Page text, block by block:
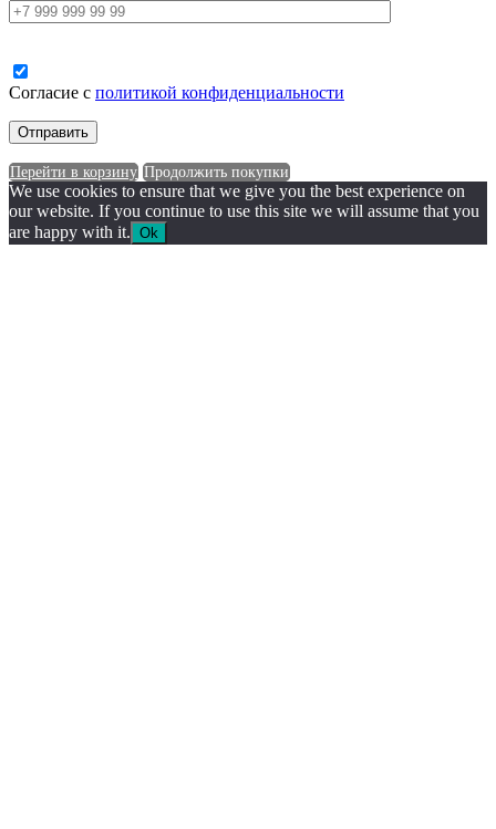
Согласие с политикой конфиденциальности
Перейти в корзину Продолжить покупки
We use cookies to ensure that we give you the best experience on
our website. If you continue to use this site we will assume that you
are happy with it. Ok